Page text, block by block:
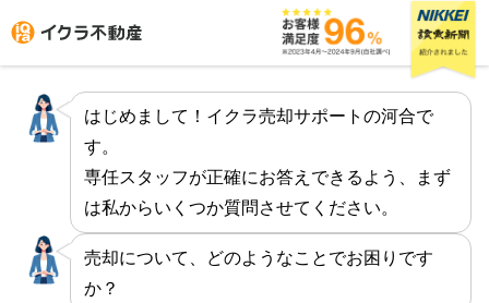
はじめての方へ
不動産会社を探す
物件の価格を知る
はじめまして！イクラ売却サポートの河合で
す。
専任スタッフが正確にお答えできるよう、まず
は私からいくつか質問させてください。
売却について、どのようなことでお困りです
か？
イクラ不動産 売却物件登録|簡単で素早い査定と高値での不